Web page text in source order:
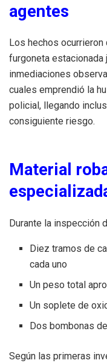
agentes
Los hechos
furgoneta estacionada
inmediaciones
cuales emprendió la
policial, llegando
consiguiente riesgo.
Material
Durante la inspección
Diez tramos de
cada uno
Un peso total
Un soplete de
Dos bombonas
Según las primeras